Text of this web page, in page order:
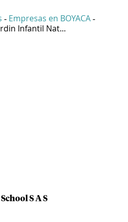
- Empresas en BOYACA -
Infantil Nat...
S A S